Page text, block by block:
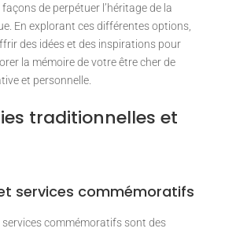
de perpétuer l’héritage de la
En explorant ces différentes options,
des idées et des inspirations pour
la mémoire de votre être cher de
et personnelle.
traditionnelles et
services commémoratifs
services commémoratifs sont des